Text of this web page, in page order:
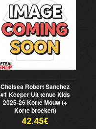
Chelsea Robert Sanchez
#1 Keeper Uit tenue Kids
2025-26 Korte Mouw (+
Korte broeken)
42.45€